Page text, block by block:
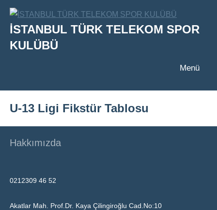
İçeriğe
İSTANBUL TÜRK TELEKOM SPOR
KULÜBÜ
Menü
U-13 Ligi Fikstür Tablosu
Hakkımızda
0212309 46 52
Akatlar Mah. Prof.Dr. Kaya Çilingiroğlu Cad.No:10